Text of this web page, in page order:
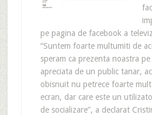
pe pagina de facebook a
“Suntem foarte multumiti de
speram ca prezenta noastra
apreciata de un public tanar,
obisnuit nu petrece foarte
ecran, dar care este un
de socializare”, a declarat